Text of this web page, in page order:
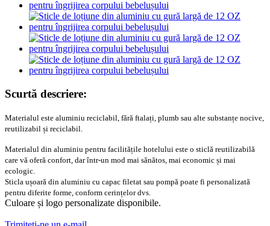
Scurtă descriere:
Materialul este aluminiu reciclabil, fără ftalați, plumb sau alte substanțe nocive,
reutilizabil și reciclabil.
Materialul din aluminiu pentru facilitățile hotelului este o sticlă reutilizabilă
care vă oferă confort, dar într-un mod mai sănătos, mai economic și mai
ecologic.
Sticla ușoară din aluminiu cu capac filetat sau pompă poate fi personalizată
pentru diferite forme, conform cerințelor dvs.
Culoare și logo personalizate disponibile.